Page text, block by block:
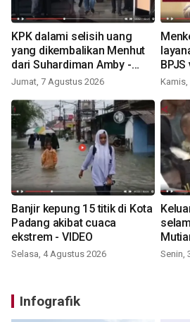
KPK dalami selisih uang
yang dikembalikan Menhut
dari Suhardiman Amby -
VIDEO
Jumat, 7 Agustus 2026
BPJS
Banjir kepung 15 titik di Kota
Padang akibat cuaca
ekstrem - VIDEO
Selasa, 4 Agustus 2026 Senin,
Infografik